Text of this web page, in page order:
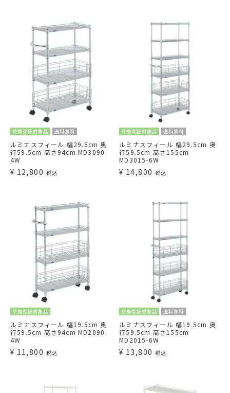
交換保証対象品 送料無料
ルミナスフィール 幅29.5cm 奥
行59.5cm 高さ94cm MD3090-
4W
¥ 12,800 税込
交換保証対象品 送料無料
ルミナスフィール 幅29.5cm 奥
行59.5cm 高さ155cm
MD3015-6W
¥ 14,800 税込
交換保証対象品
ルミナスフィール 幅19.5cm 奥
行59.5cm 高さ94cm MD2090-
4W
¥ 11,800 税込
交換保証対象品 送料無料
ルミナスフィール 幅19.5cm 奥
行59.5cm 高さ155cm
MD2015-6W
¥ 13,800 税込